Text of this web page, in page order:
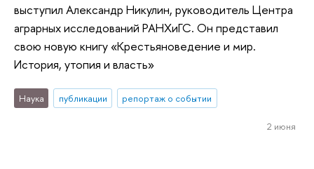
выступил Александр Никулин, руководитель Центра
аграрных исследований РАНХиГС. Он представил
свою новую книгу «Крестьяноведение и мир.
История, утопия и власть»
Наука публикации репортаж о событии
2 июня